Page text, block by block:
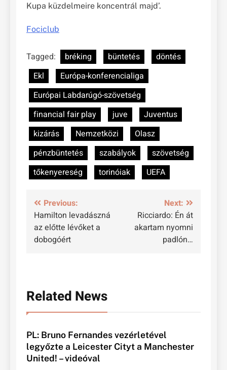
Kupa küzdelmeire koncentrál majd’.
Fociclub
Tagged: bréking büntetés
döntés
Ekl
Európa-konferencialiga
Európai Labdarúgó-szövetség
financial fair play
juve
Juventus
kizárás
Nemzetközi
Olasz
pénzbüntetés
szabályok
szövetség
tőkenyereség
torinóiak UEFA
Bejegyzés
navigáció
Previous:
Hamilton levadászná
az előtte lévőket a
dobogóért
Next:
Ricciardo: Én át
akartam nyomni
padlón…
Related News
PL: Bruno Fernandes vezérletével
legyőzte a Leicester Cityt a Manchester
United! – videóval